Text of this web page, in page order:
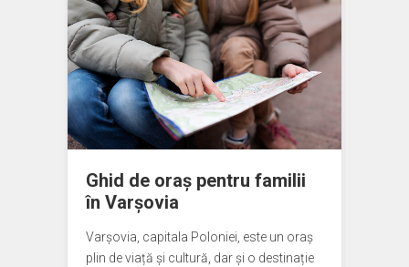
Ghid de oraș pentru familii
în Varșovia
Varșovia, capitala Poloniei, este un oraș
plin de viață și cultură, dar și o destinație